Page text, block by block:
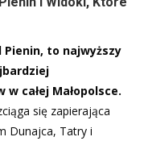
Pienin, to najwyższy
całej Małopolsce.
się zapierająca
Dunajca, Tatry i